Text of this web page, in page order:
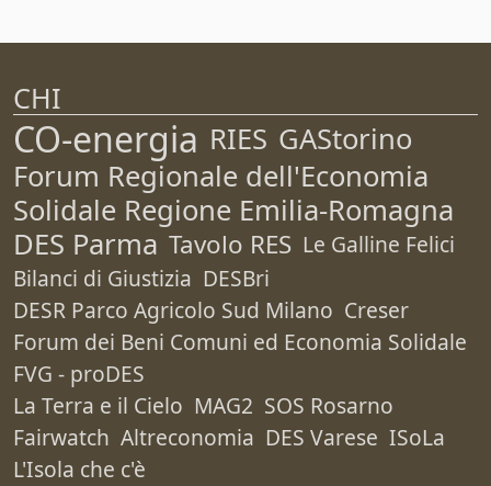
CHI
CO-energia RIES GAStorino
Forum Regionale dell'Economia
Solidale Regione Emilia-Romagna
DES Parma Tavolo RES Le Galline Felici
Bilanci di Giustizia DESBri
DESR Parco Agricolo Sud Milano Creser
Forum dei Beni Comuni ed Economia Solidale
FVG - proDES
La Terra e il Cielo MAG2 SOS Rosarno
Fairwatch Altreconomia DES Varese ISoLa
L'Isola che c'è